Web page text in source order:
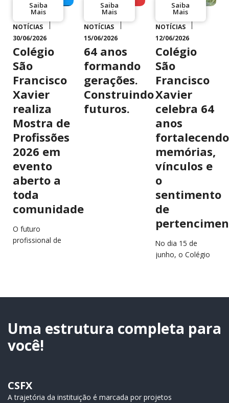
Saiba
Mais
NOTÍCIAS
30/06/2026
Colégio
São
Francisco
Xavier
realiza
Mostra de
Profissões
2026 em
evento
aberto a
toda
comunidade
O futuro
profissional de
próximo dia 2 de
Saiba
Mais
NOTÍCIAS
15/06/2026
64 anos
formando
gerações.
Construindo
futuros.
Saiba
Mais
NOTÍCIAS
12/06/2026
Colégio
São
Francisco
Xavier
celebra 64
anos
fortalecendo
memórias,
vínculos e
o
sentimento
de
No dia 15 de
junho, o Colégio
de história,
transformação
de…
Uma estrutura completa para
você!
CSFX
A trajetória da instituição é marcada por projetos